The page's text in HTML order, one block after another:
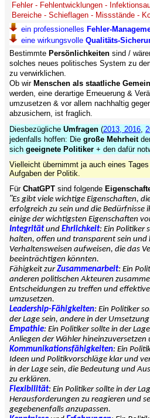
Fehler - Fehlentwicklungen -
Bereiche - Schieflagen - Missstände -
ein professionelles Fehler-
eine wirkungsvolle Qualitäts-
Bestimmte Persönlichkeiten sind /
solches neues politisches System zu
zu verwirklichen.
Ob wir Menschen als staatliche
werden, eine derartige Erneuerung &
umzusetzen & vor allem nachhaltig
abzusichern, ist fraglich.
Diesbezügliche Umfragen (2013, 2016,
jedenfalls hoffen: Die große Mehrheit
sich geeignete Politiker + den dafür
Vielleicht übernimmt ja auch eines
Aufgaben der Politik.
FürChatGPT sind folgende
"Es gibt viele wichtige Eigenschaften,
erfolgreich zu sein und die Bedürfnisse
einige der wichtigsten Eigenschaften
Integrität und Ehrlichkeit: Ein Politiker
halten, offen und transparent sein und
Verhaltensweisen aufweisen, die das
beeinträchtigen könnten.
Fähigkeit zurZusammenarbeit: Ein
anderen politischen Akteuren
Entscheidungen zu treffen und
umzusetzen.
Leadership-Fähigkeiten: Ein Politiker
der Lage sein, andere in der
Empathie: Ein Politiker sollte in der
Anliegen der Wähler hineinzuversetzen
Kommunikationsfähigkeiten: Ein
Ideen und Politikvorschläge klar und
in der Lage sein, die Bedeutung und
zu erklären.
Flexibilität: Ein Politiker sollte in der
Herausforderungen zu reagieren und
gegebenenfalls anzupassen.